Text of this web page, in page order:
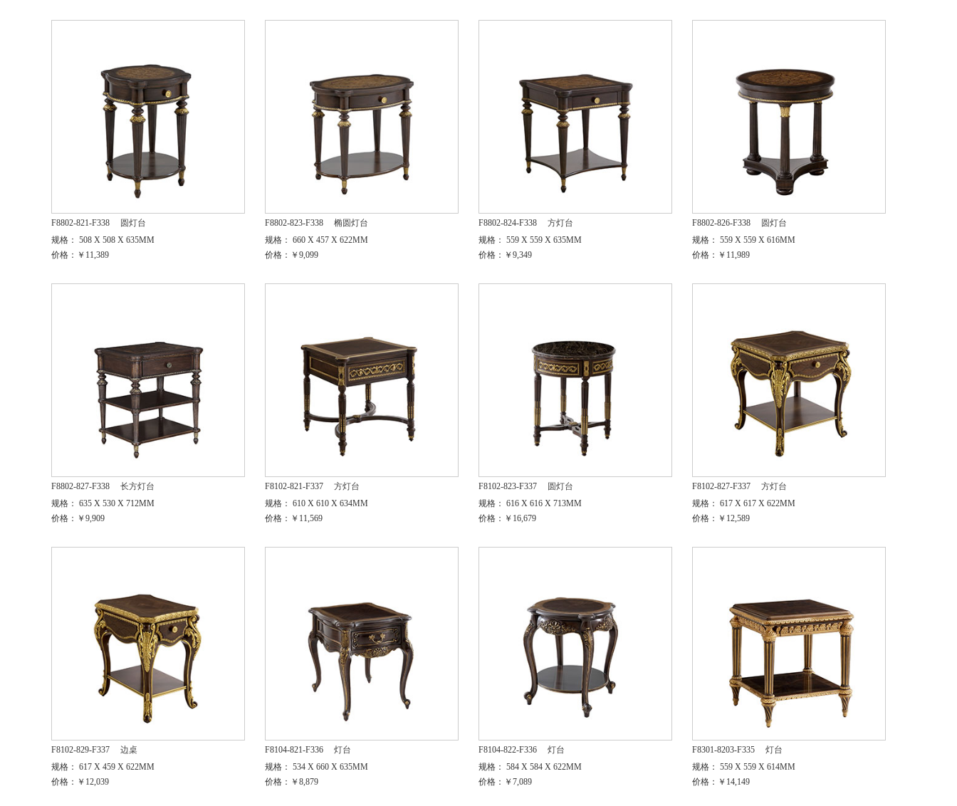
F8802-821-F338
圆灯台
规格： 508 X 508 X 635MM
价格：￥11,389
F8802-823-F338
椭圆灯台
规格： 660 X 457 X 622MM
价格：￥9,099
F8802-824-F338
方灯台
规格： 559 X 559 X 635MM
价格：￥9,349
F8802-826-F338
圆灯台
规格： 559 X 559 X 616MM
价格：￥11,989
F8802-827-F338
长方灯台
规格： 635 X 530 X 712MM
价格：￥9,909
F8102-821-F337
方灯台
规格： 610 X 610 X 634MM
价格：￥11,569
F8102-823-F337
圆灯台
规格： 616 X 616 X 713MM
价格：￥16,679
F8102-827-F337
方灯台
规格： 617 X 617 X 622MM
价格：￥12,589
F8102-829-F337
边桌
规格： 617 X 459 X 622MM
价格：￥12,039
F8104-821-F336
灯台
规格： 534 X 660 X 635MM
价格：￥8,879
F8104-822-F336
灯台
规格： 584 X 584 X 622MM
价格：￥7,089
F8301-8203-F335
灯台
规格： 559 X 559 X 614MM
价格：￥14,149